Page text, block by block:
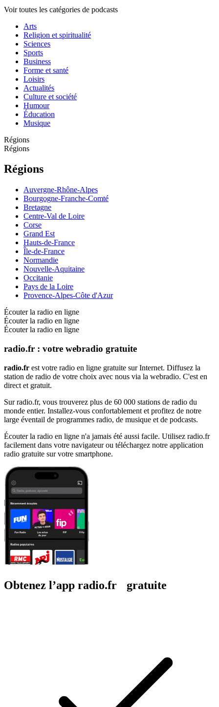
Voir toutes les catégories de podcasts
Arts
Religion et spiritualité
Sciences
Sports
Business
Forme et santé
Loisirs
Actualités
Culture et société
Humour
Éducation
Musique
Régions
Régions
Régions
Auvergne-Rhône-Alpes
Bourgogne-Franche-Comté
Bretagne
Centre-Val de Loire
Corse
Grand Est
Hauts-de-France
Île-de-France
Normandie
Nouvelle-Aquitaine
Occitanie
Pays de la Loire
Provence-Alpes-Côte d'Azur
Écouter la radio en ligne
Écouter la radio en ligne
Écouter la radio en ligne
radio.fr : votre webradio gratuite
radio.fr est votre radio en ligne gratuite sur Internet. Diffusez la
station de radio de votre choix avec nous via la webradio. C'est en
direct et gratuit.
Sur radio.fr, vous trouverez plus de 60 000 stations de radio du
monde entier. Installez-vous confortablement et profitez de notre
large éventail de programmes radio, de musique et de podcasts.
Écouter la radio en ligne n'a jamais été aussi facile. Utilisez radio.fr
facilement dans votre navigateur ou téléchargez notre application
radio gratuite sur votre smartphone.
Obtenez l’app radio.fr gratuite